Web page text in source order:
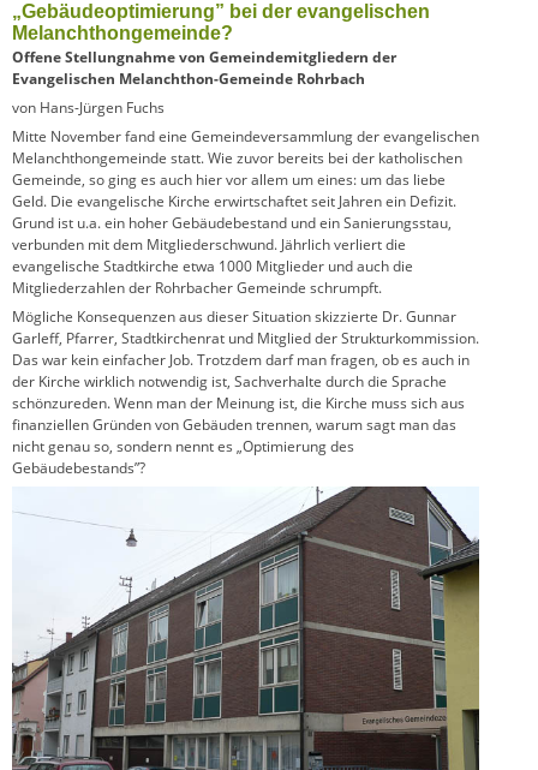
„Gebäudeoptimierung” bei der evangelischen
Melanchthongemeinde?
Offene Stellungnahme von Gemeindemitgliedern der
Evangelischen Melanchthon-Gemeinde Rohrbach
von Hans-Jürgen Fuchs
Mitte November fand eine Gemeindeversammlung der evangelischen
Melanchthongemeinde statt. Wie zuvor bereits bei der katholischen
Gemeinde, so ging es auch hier vor allem um eines: um das liebe
Geld. Die evangelische Kirche erwirtschaftet seit Jahren ein Defizit.
Grund ist u.a. ein hoher Gebäudebestand und ein Sanierungsstau,
verbunden mit dem Mitgliederschwund. Jährlich verliert die
evangelische Stadtkirche etwa 1000 Mitglieder und auch die
Mitgliederzahlen der Rohrbacher Gemeinde schrumpft.
Mögliche Konsequenzen aus dieser Situation skizzierte Dr. Gunnar
Garleff, Pfarrer, Stadtkirchenrat und Mitglied der Strukturkommission.
Das war kein einfacher Job. Trotzdem darf man fragen, ob es auch in
der Kirche wirklich notwendig ist, Sachverhalte durch die Sprache
schönzureden. Wenn man der Meinung ist, die Kirche muss sich aus
finanziellen Gründen von Gebäuden trennen, warum sagt man das
nicht genau so, sondern nennt es „Optimierung des
Gebäudebestands”?